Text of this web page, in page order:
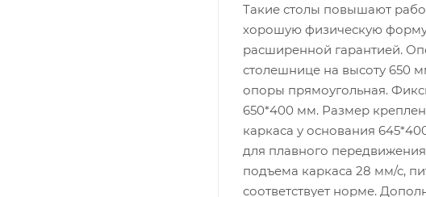
Такие столы повышают
хорошую физическую
расширенной гарантией.
столешнице на высоту 650
опоры прямоугольная.
650*400 мм. Размер
каркаса у основания
для плавного передвижения
подъема каркаса 28 мм/с,
соответствует норме.